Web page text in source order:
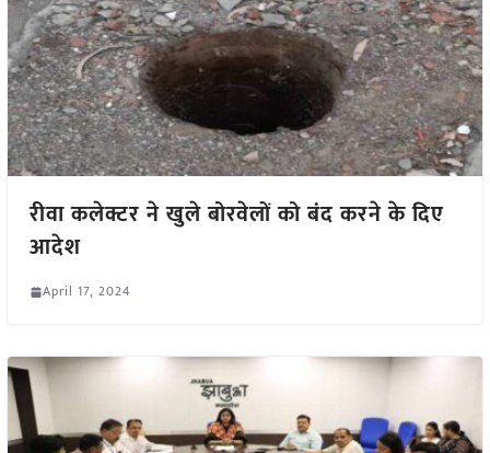
रीवा कलेक्टर ने खुले बोरवेलों को बंद करने के दिए
आदेश
April 17, 2024